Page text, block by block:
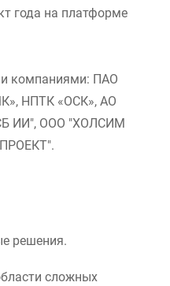
года на платформе
компаниями: ПАО
НПТК «ОСК», АО
ИИ", ООО "ХОЛСИМ
решения.
сложных